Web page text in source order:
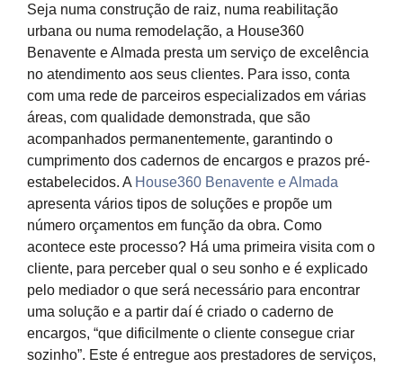
Seja numa construção de raiz, numa reabilitação
urbana ou numa remodelação, a House360
Benavente e Almada presta um serviço de excelência
no atendimento aos seus clientes. Para isso, conta
com uma rede de parceiros especializados em várias
áreas, com qualidade demonstrada, que são
acompanhados permanentemente, garantindo o
cumprimento dos cadernos de encargos e prazos pré-
estabelecidos. A House360 Benavente e Almada
apresenta vários tipos de soluções e propõe um
número orçamentos em função da obra. Como
acontece este processo? Há uma primeira visita com o
cliente, para perceber qual o seu sonho e é explicado
pelo mediador o que será necessário para encontrar
uma solução e a partir daí é criado o caderno de
encargos, “que dificilmente o cliente consegue criar
sozinho”. Este é entregue aos prestadores de serviços,